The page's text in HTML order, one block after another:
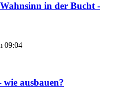
in der Bucht -
09:04
wie ausbauen?